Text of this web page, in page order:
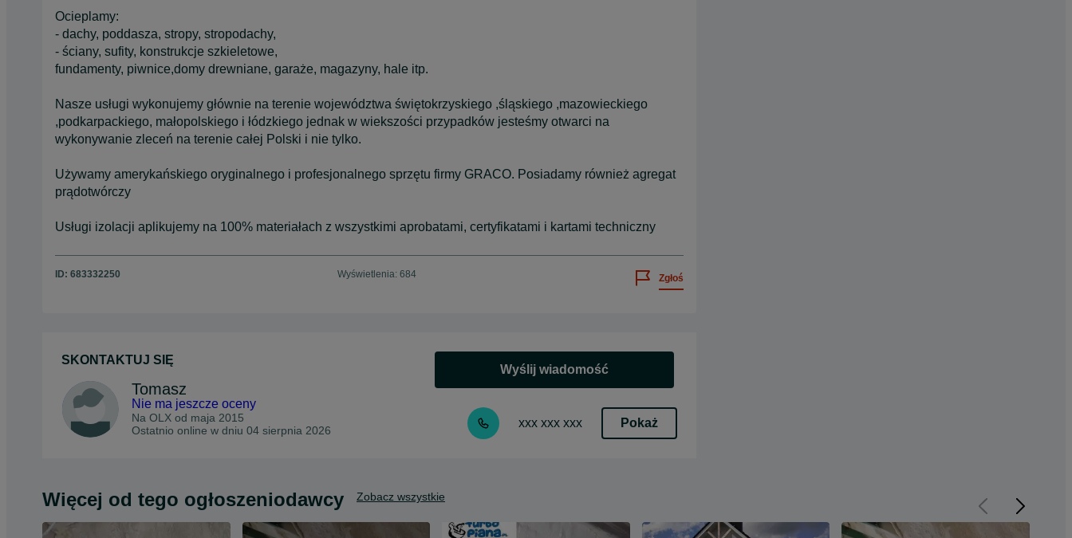
Ocieplamy:
- dachy, poddasza, stropy, stropodachy,
- ściany, sufity, konstrukcje szkieletowe,
fundamenty, piwnice,domy drewniane, garaże, magazyny, hale itp.
Nasze usługi wykonujemy głównie na terenie województwa świętokrzyskiego ,śląskiego ,mazowieckiego
,podkarpackiego, małopolskiego i łódzkiego jednak w wiekszości przypadków jesteśmy otwarci na
wykonywanie zleceń na terenie całej Polski i nie tylko.
Używamy amerykańskiego oryginalnego i profesjonalnego sprzętu firmy GRACO. Posiadamy również agregat
prądotwórczy
Usługi izolacji aplikujemy na 100% materiałach z wszystkimi aprobatami, certyfikatami i kartami techniczny
ID: 683332250 Wyświetlenia: 684 Zgłoś
SKONTAKTUJ SIĘ
Tomasz
Nie ma jeszcze oceny
Na OLX od maja 2015
Ostatnio online w dniu 04 sierpnia 2026
Wyślij wiadomość
xxx xxx xxx Pokaż
Więcej od tego ogłoszeniodawcy Zobacz wszystkie